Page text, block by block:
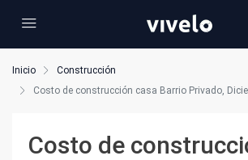
Inicio
Construcción
Costo de construcción casa Barrio Privado,
Costo de